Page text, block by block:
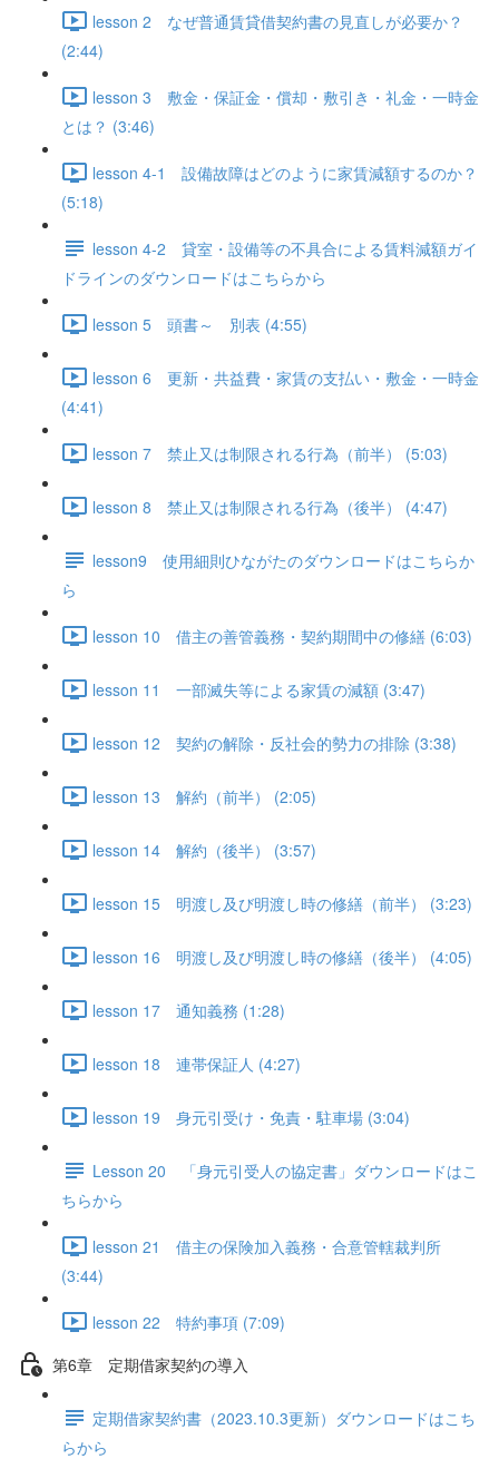
lesson 2 なぜ普通賃貸借契約書の見直しが必要か？
(2:44)
lesson 3 敷金・保証金・償却・敷引き・礼金・一時金
とは？ (3:46)
lesson 4-1 設備故障はどのように家賃減額するのか？
(5:18)
lesson 4-2 貸室・設備等の不具合による賃料減額ガイ
ドラインのダウンロードはこちらから
lesson 5 頭書～ 別表 (4:55)
lesson 6 更新・共益費・家賃の支払い・敷金・一時金
(4:41)
lesson 7 禁止又は制限される行為（前半） (5:03)
lesson 8 禁止又は制限される行為（後半） (4:47)
lesson9 使用細則ひながたのダウンロードはこちらか
ら
lesson 10 借主の善管義務・契約期間中の修繕 (6:03)
lesson 11 一部滅失等による家賃の減額 (3:47)
lesson 12 契約の解除・反社会的勢力の排除 (3:38)
lesson 13 解約（前半） (2:05)
lesson 14 解約（後半） (3:57)
lesson 15 明渡し及び明渡し時の修繕（前半） (3:23)
lesson 16 明渡し及び明渡し時の修繕（後半） (4:05)
lesson 17 通知義務 (1:28)
lesson 18 連帯保証人 (4:27)
lesson 19 身元引受け・免責・駐車場 (3:04)
Lesson 20 「身元引受人の協定書」ダウンロードはこ
ちらから
lesson 21 借主の保険加入義務・合意管轄裁判所
(3:44)
lesson 22 特約事項 (7:09)
第6章 定期借家契約の導入
定期借家契約書（2023.10.3更新）ダウンロードはこち
らから